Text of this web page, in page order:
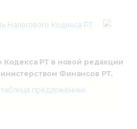
Налогового Кодекса РТ
Кодекса РТ в новой редакции
Финансов РТ.
предложенных